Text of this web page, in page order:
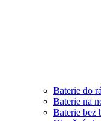
Baterie do
Baterie na
Baterie bez